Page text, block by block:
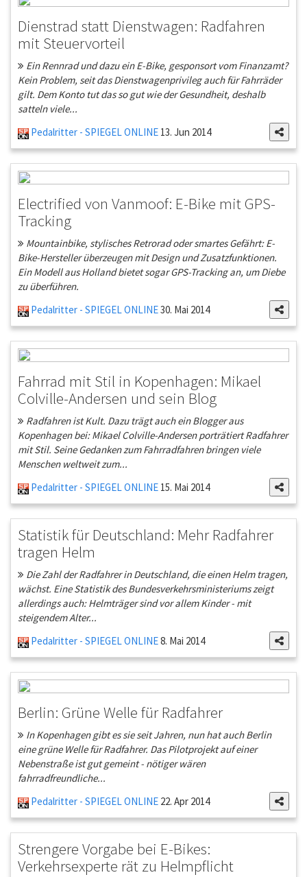
Dienstrad statt Dienstwagen: Radfahren
mit Steuervorteil
Ein Rennrad und dazu ein E-Bike, gesponsort vom Finanzamt?
Kein Problem, seit das Dienstwagenprivileg auch für Fahrräder
gilt. Dem Konto tut das so gut wie der Gesundheit, deshalb
satteln viele...
Pedalritter - SPIEGEL ONLINE 13. Jun 2014
Electrified von Vanmoof: E-Bike mit GPS-
Tracking
Mountainbike, stylisches Retrorad oder smartes Gefährt: E-
Bike-Hersteller überzeugen mit Design und Zusatzfunktionen.
Ein Modell aus Holland bietet sogar GPS-Tracking an, um Diebe
zu überführen.
Pedalritter - SPIEGEL ONLINE30. Mai 2014
Fahrrad mit Stil in Kopenhagen: Mikael
Colville-Andersen und sein Blog
Radfahren ist Kult. Dazu trägt auch ein Blogger aus
Kopenhagen bei: Mikael Colville-Andersen porträtiert Radfahrer
mit Stil. Seine Gedanken zum Fahrradfahren bringen viele
Menschen weltweit zum...
Pedalritter - SPIEGEL ONLINE 15. Mai 2014
Statistik für Deutschland: Mehr Radfahrer
tragen Helm
Die Zahl der Radfahrer in Deutschland, die einen Helm tragen,
wächst. Eine Statistik des Bundesverkehrsministeriums zeigt
allerdings auch: Helmträger sind vor allem Kinder - mit
steigendem Alter...
Pedalritter - SPIEGEL ONLINE8. Mai 2014
Berlin: Grüne Welle für Radfahrer
In Kopenhagen gibt es sie seit Jahren, nun hat auch Berlin
eine grüne Welle für Radfahrer. Das Pilotprojekt auf einer
Nebenstraße ist gut gemeint - nötiger wären
fahrradfreundliche...
Pedalritter - SPIEGEL ONLINE 22. Apr 2014
Strengere Vorgabe bei E-Bikes:
Verkehrsexperte rät zu Helmpflicht